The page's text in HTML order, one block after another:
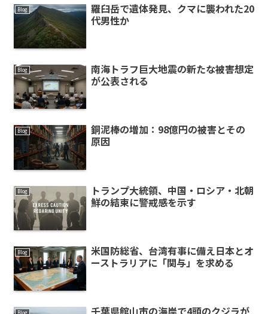
Blog
羅臼岳で遺体発見、クマに襲われた20
代男性か
Blog
南海トラフ巨大地震の新たな被害想定
が公表される
Blog
銅泥棒の増加：98億円の被害とその
原因
Blog
トランプ大統領、中国・ロシア・北朝
鮮の結束に警戒感を示す
Blog
米国防総省、台湾有事に備え日本とオ
ーストラリアに「関与」を求める
Blog